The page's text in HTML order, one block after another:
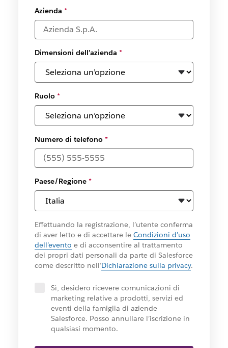
Azienda *
Dimensioni dell’azienda *
Ruolo*
Numero di telefono*
Paese/Regione*
Effettuando la registrazione, l’utente conferma
di aver letto e di accettare le Condizioni d’uso
dell’evento e di acconsentire al trattamento
dei propri dati personali da parte di Salesforce
come descritto nell’Dichiarazione sulla privacy.
Sì, desidero ricevere comunicazioni di
marketing relative a prodotti, servizi ed
eventi della famiglia di aziende
Salesforce. Posso annullare l’iscrizione in
qualsiasi momento.